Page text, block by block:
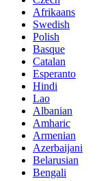
Afrikaans
Swedish
Polish
Basque
Catalan
Esperanto
Hindi
Lao
Albanian
Amharic
Armenian
Azerbaijani
Belarusian
Bengali